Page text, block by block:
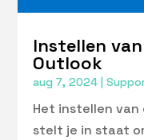
Instellen
Outlook
aug 7, 2024 |
Het instellen van
stelt je in staat